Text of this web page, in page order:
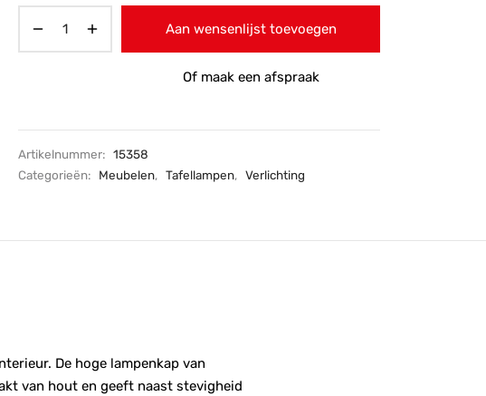
Aan wensenlijst toevoegen
Of maak een afspraak
Artikelnummer: 15358
Categorieën:
Meubelen, Tafellampen, Verlichting
De hoge lampenkap van
van hout en geeft naast stevigheid